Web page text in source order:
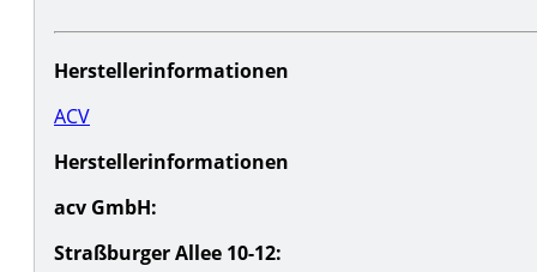
Herstellerinformationen
ACV
Herstellerinformationen
acv GmbH:
Straßburger Allee 10-12: